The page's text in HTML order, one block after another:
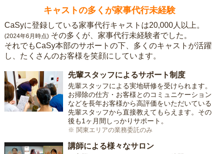
キャストの多くが家事代行未経験
CaSyに登録している家事代行キャストは20,000人以上。
(2024年6月時点) その多くが、家事代行未経験者でした。
それでもCaSy本部のサポートの下、多くのキャストが活躍
し、たくさんのお客様を笑顔にしています。
先輩スタッフによるサポート制度
先輩スタッフによる実地研修を受けられます。
お掃除の仕方・お客様とのコミュニケーション
などを長年お客様から高評価をいただいている
先輩スタッフから直接教えてもらえます。その
後も1ヶ月間しっかりサポート。
※ 関東エリアの業務委託のみ
講師による様々なサロン